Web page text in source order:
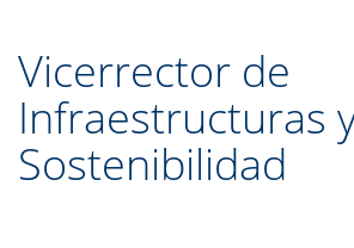
Vicerrector de
Infraestructuras
Sostenibilidad